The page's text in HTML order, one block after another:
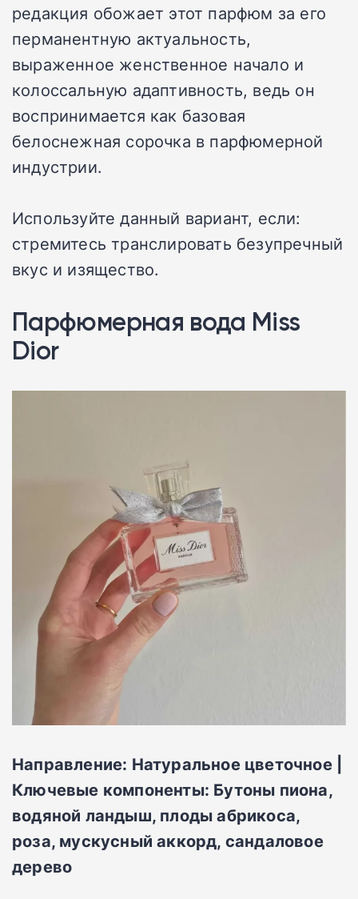
редакция обожает этот парфюм за его
перманентную актуальность,
выраженное женственное начало и
колоссальную адаптивность, ведь он
воспринимается как базовая
белоснежная сорочка в парфюмерной
индустрии.
Используйте данный вариант, если:
стремитесь транслировать безупречный
вкус и изящество.
Парфюмерная вода Miss
Dior
Направление: Натуральное цветочное |
Ключевые компоненты: Бутоны пиона,
водяной ландыш, плоды абрикоса,
роза, мускусный аккорд, сандаловое
дерево